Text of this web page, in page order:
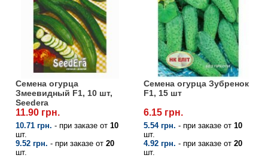
Семена огурца
Змеевидный F1, 10 шт,
Seedera
11.90 грн.
10.71 грн. - при заказе от 10
шт.
9.52 грн. - при заказе от 20
шт.
Семена огурца Зубренок
F1, 15 шт
6.15 грн.
5.54 грн. - при заказе от 10
шт.
4.92 грн. - при заказе от 20
шт.